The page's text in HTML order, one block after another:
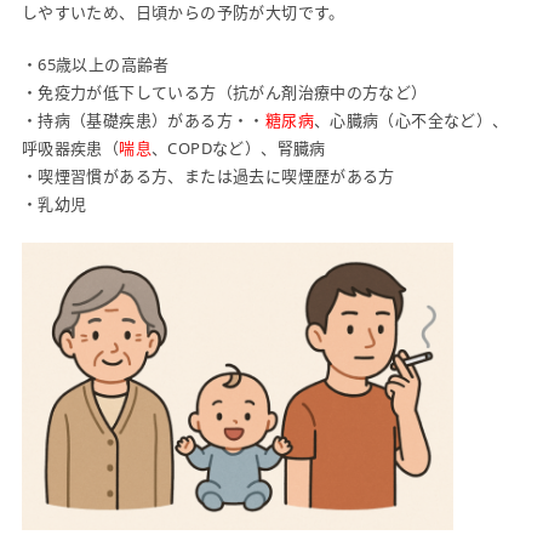
しやすいため、日頃からの予防が大切です。
・65歳以上の高齢者
・免疫力が低下している方（抗がん剤治療中の方など）
・持病（基礎疾患）がある方・・ 糖尿病、心臓病（心不全など）、
呼吸器疾患（喘息、COPDなど）、腎臓病
・喫煙習慣がある方、または過去に喫煙歴がある方
・乳幼児